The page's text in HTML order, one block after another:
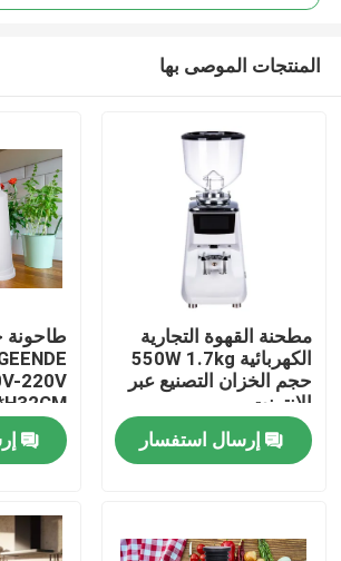
الصفحة الرئيسية
المنتجات الموصى بها
مطحنة القهوة التجارية
الكهربائية 550W 1.7kg
حجم الخزان التصنيع عبر
الإنترنت
إرسال استفسار
طاحونة